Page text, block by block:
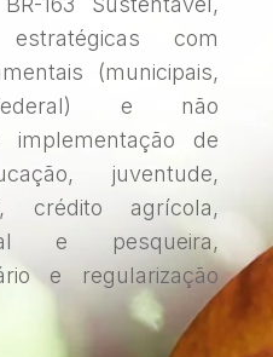
com
(municipais,
e não
implementação de
juventude,
crédito agrícola,
e pesqueira,
e regularização